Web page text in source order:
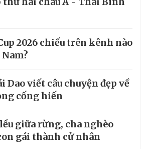
2026 chiếu trên kênh nào
Dao viết câu chuyện đẹp về
cống hiến
giữa rừng, cha nghèo
gái thành cử nhân